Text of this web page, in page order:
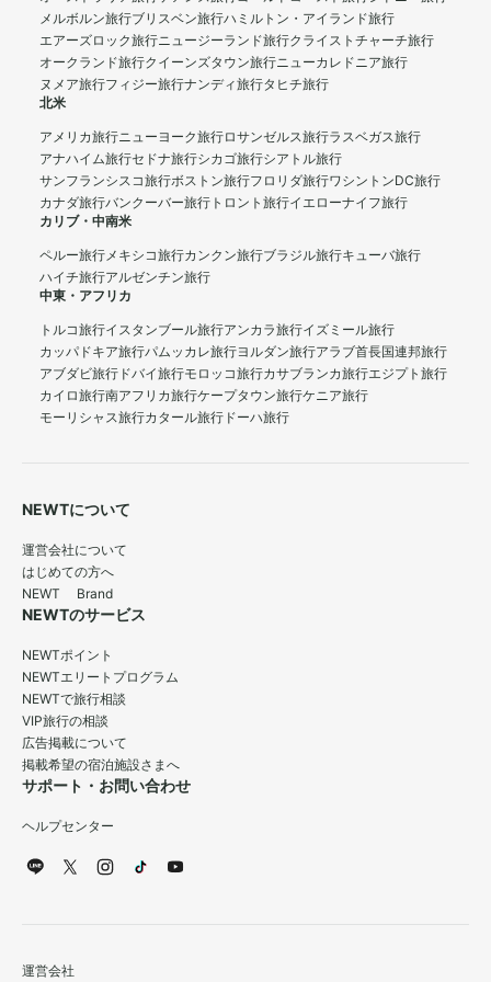
メルボルン旅行ブリスベン旅行ハミルトン・アイランド旅行
エアーズロック旅行ニュージーランド旅行クライストチャーチ旅行
オークランド旅行クイーンズタウン旅行ニューカレドニア旅行
ヌメア旅行フィジー旅行ナンディ旅行タヒチ旅行
北米
アメリカ旅行ニューヨーク旅行ロサンゼルス旅行ラスベガス旅行
アナハイム旅行セドナ旅行シカゴ旅行シアトル旅行
サンフランシスコ旅行ボストン旅行フロリダ旅行ワシントンDC旅行
カナダ旅行バンクーバー旅行 トロント旅行イエローナイフ旅行
カリブ・中南米
ペルー旅行メキシコ旅行カンクン旅行ブラジル旅行キューバ旅行
ハイチ旅行アルゼンチン旅行
中東・アフリカ
トルコ旅行イスタンブール旅行アンカラ旅行イズミール旅行
カッパドキア旅行パムッカレ旅行ヨルダン旅行アラブ首長国連邦旅行
アブダビ旅行 ドバイ旅行モロッコ旅行カサブランカ旅行エジプト旅行
カイロ旅行南アフリカ旅行ケープタウン旅行ケニア旅行
モーリシャス旅行カタール旅行 ドーハ旅行
NEWTについて
運営会社について
はじめての方へ
NEWT Brand
NEWTのサービス
NEWTポイント
NEWTエリートプログラム
NEWTで旅行相談
VIP旅行の相談
広告掲載について
掲載希望の宿泊施設さまへ
サポート・お問い合わせ
ヘルプセンター
運営会社